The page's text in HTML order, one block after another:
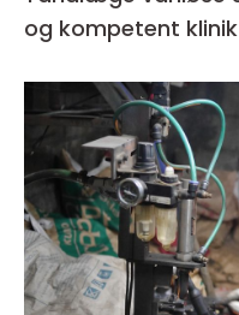
og kompetent klinik